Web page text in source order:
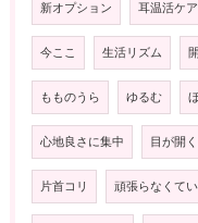
新オプション 耳温活ケア
今ここ 生活リズム
もものうら ゆるむ
心地良さに集中 目が開く
片首コリ 頑張らなくて